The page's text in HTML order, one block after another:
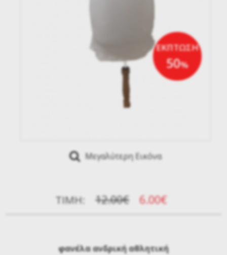
ΕΚΠΤΩΣΗ
50%
Μεγαλύτερη Εικόνα
ΤΙΜΉ: 12.00€ 6.00€
φανέλα ανδρική αθλητική